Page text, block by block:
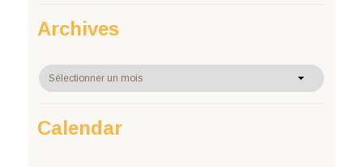
Archives
Archives
Calendar